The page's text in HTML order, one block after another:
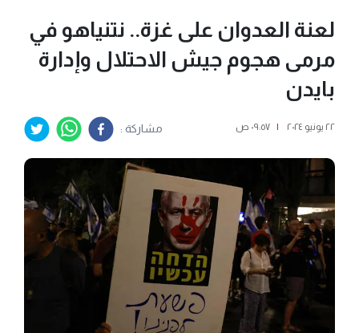
لعنة العدوان على غزة.. نتنياهو في
مرمى هجوم جيش الاحتلال وإدارة
بايدن
٢٢ يونيو ٢٠٢٤ | ٠٩:٥٧ ص مشاركة :